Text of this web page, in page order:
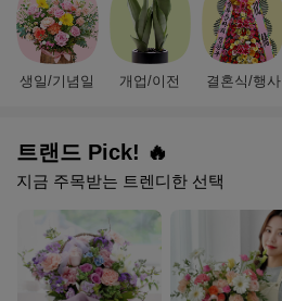
테이블 화분
스투키
8 묘지용
9 행복나무
생일/기념일 개업/이전 결혼식/행사
트랜드 Pick! 🔥
지금 주목받는 트렌디한 선택